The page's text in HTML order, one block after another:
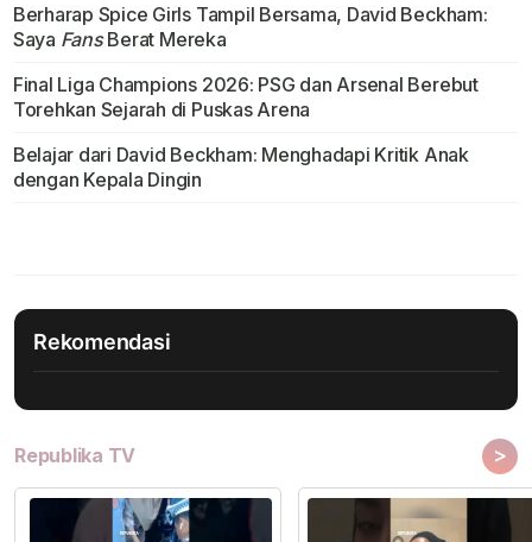
Berharap Spice Girls Tampil Bersama, David Beckham:
Saya FansBerat Mereka
Final Liga Champions 2026: PSG dan Arsenal Berebut
Torehkan Sejarah di Puskas Arena
Belajar dari David Beckham: Menghadapi Kritik Anak
dengan Kepala Dingin
Rekomendasi
Republika TV >